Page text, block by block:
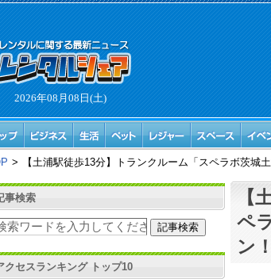
2026年08月08日(土)
> 【土浦駅徒歩13分】トランクルーム「スペラボ茨城
事検索
クセスランキング トップ10
【
ペ
ン！